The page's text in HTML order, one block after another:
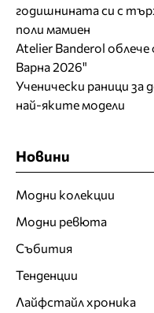
годишнината си с
поли мамиен
Atelier Banderol
Варна 2026"
Ученически раници за
най-яките модели
Новини
Модни колекции
Модни ревюта
Събития
Тенденции
Лайфстайл хроника